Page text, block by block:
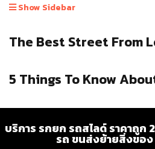
Show Sidebar
The Best Street From
5 Things To Know
บริการ รกยก รถสไลด์ ราคาถูก
รถ ขนส่งย้ายสิ่งขอ